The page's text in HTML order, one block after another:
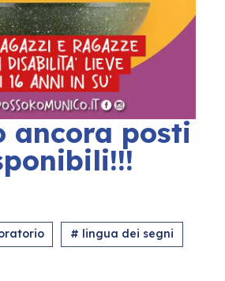
ancora posti
# lingua dei segni